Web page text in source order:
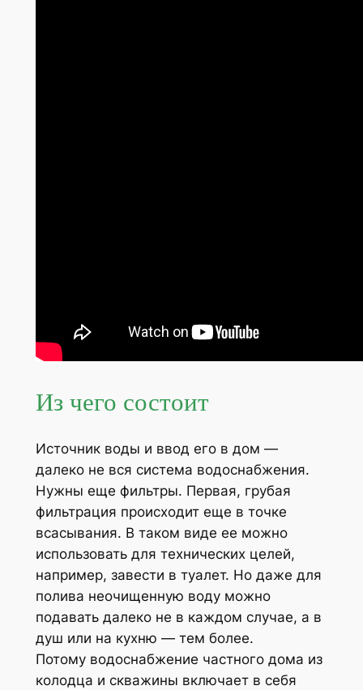
Из чего состоит
Источник воды и ввод его в дом —
далеко не вся система водоснабжения.
Нужны еще фильтры. Первая, грубая
фильтрация происходит еще в точке
всасывания. В таком виде ее можно
использовать для технических целей,
например, завести в туалет. Но даже для
полива неочищенную воду можно
подавать далеко не в каждом случае, а в
душ или на кухню — тем более.
Потому водоснабжение частного дома из
колодца и скважины включает в себя